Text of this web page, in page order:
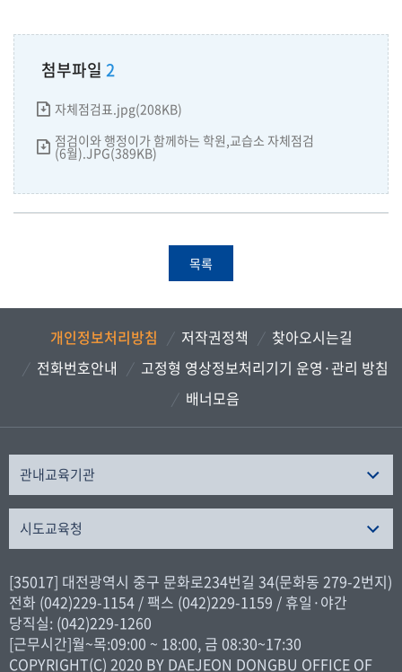
첨부파일 2
자체점검표.jpg(208KB)
점검이와 행정이가 함께하는 학원,교습소 자체점검
(6월).JPG(389KB)
목록
개인정보처리방침 저작권정책
찾아오시는길
전화번호안내
고정형 영상정보처리기기 운영·관리 방침
배너모음
관내교육기관
시도교육청
[35017] 대전광역시 중구 문화로234번길 34(문화동 279-2번지)
전화 (042)229-1154 / 팩스 (042)229-1159 / 휴일·야간
당직실: (042)229-1260
[근무시간]월~목:09:00 ~ 18:00, 금 08:30~17:30
COPYRIGHT(C) 2020 BY DAEJEON DONGBU OFFICE OF